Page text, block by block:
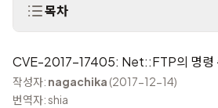
목차
CVE-2017-17405: Net::FTP의 명령
작성자: nagachika (2017-12-14)
번역자: shia